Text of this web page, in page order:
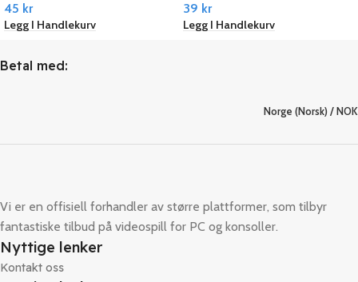
45 kr
Legg I Handlekurv
39 kr
Legg I Handlekurv
Betal med:
Norge (Norsk) / NOK
Vi er en offisiell forhandler av større plattformer, som tilbyr
fantastiske tilbud på videospill for PC og konsoller.
Nyttige lenker
Kontakt oss